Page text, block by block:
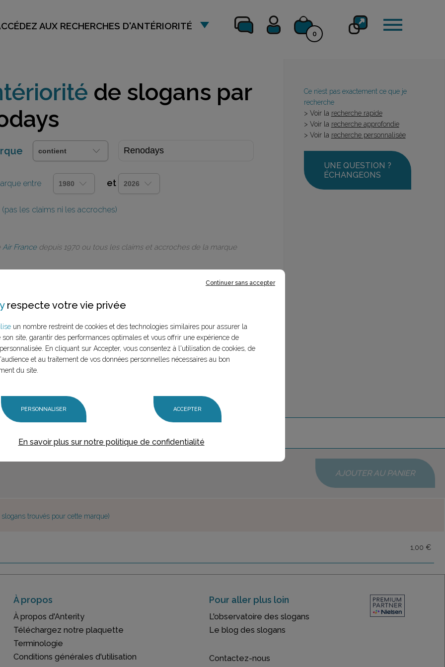
AUX RECHERCHES D'ANTÉRIORITÉ
0
de slogans par
entre et
les claims ni les accroches)
Air Francedepuis 1970 ou tous les claims et accroches de la marque
(mère et
claim,
LANCER LA RECHERCHE
Ce n’est pas exactement ce que je
recherche
> Voir la recherche rapide
> Voir la recherche approfondie
> Voir la recherche personnalisée
UNE QUESTION ?
ÉCHANGEONS
AJOUTER AU PANIER
trouvés pour cette marque)
1,00 €
À propos
À propos d'Anterity
Téléchargez notre plaquette
Terminologie
Conditions générales d'utilisation
Pour aller plus loin
L'observatoire des slogans
Le blog des slogans
Contactez-nous
Continuer sans accepter
respecte votre vie privée
un nombre restreint de cookies et des technologies similaires pour assurer la
son site, garantir des performances optimales et vous offrir une expérience de
En cliquant sur Accepter, vous consentez à l'utilisation de cookies, de
et au traitement de vos données personnelles nécessaires au bon
du site.
PERSONNALISER ACCEPTER
En savoir plus sur notre politique de confidentialité